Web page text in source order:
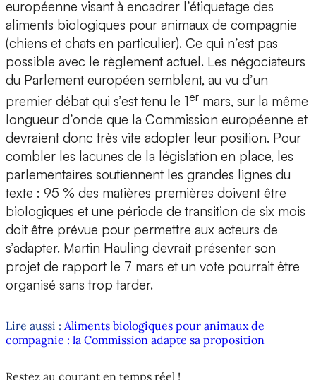
européenne visant à encadrer l’étiquetage des
aliments biologiques pour animaux de compagnie
(chiens et chats en particulier). Ce qui n’est pas
possible avec le règlement actuel. Les négociateurs
du Parlement européen semblent, au vu d’un
premier débat qui s’est tenu le 1er mars, sur la même
longueur d’onde que la Commission européenne et
devraient donc très vite adopter leur position. Pour
combler les lacunes de la législation en place, les
parlementaires soutiennent les grandes lignes du
texte : 95 % des matières premières doivent être
biologiques et une période de transition de six mois
doit être prévue pour permettre aux acteurs de
s’adapter. Martin Hauling devrait présenter son
projet de rapport le 7 mars et un vote pourrait être
organisé sans trop tarder.
Lire aussi : Aliments biologiques pour animaux de
compagnie : la Commission adapte sa proposition
Restez au courant en temps réel !